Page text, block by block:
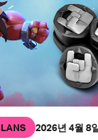
2026년 4월 8